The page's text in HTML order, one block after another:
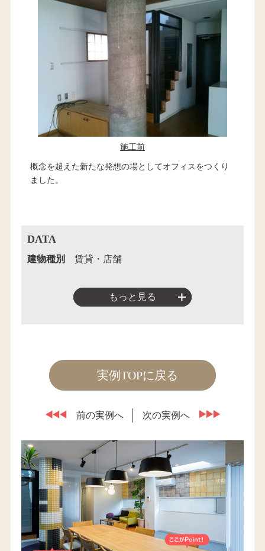
施工前
概念を超えた新たな発想の場としてオフィスをつくり
ました。
DATA
建物種別 賃貸・店舗
もっと見る
実例TOPに戻る
前の実例へ 次の実例へ